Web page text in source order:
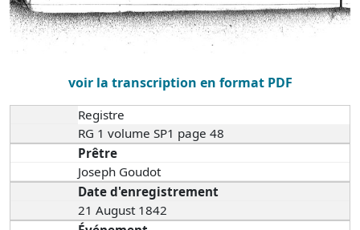
voir la transcription en format PDF
Registre
RG 1 volume SP1 page 48
Prêtre
Joseph Goudot
Date d'enregistrement
21 August 1842